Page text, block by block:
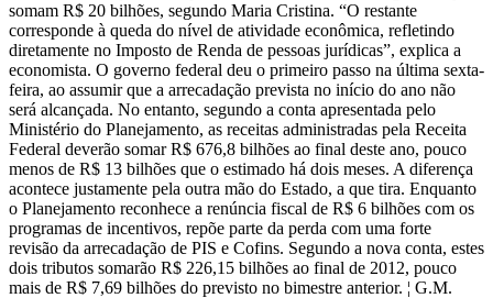
somam R$ 20 bilhões, segundo Maria Cristina. “O restante
corresponde à queda do nível de atividade econômica, refletindo
diretamente no Imposto de Renda de pessoas jurídicas”, explica a
economista. O governo federal deu o primeiro passo na última sexta-
feira, ao assumir que a arrecadação prevista no início do ano não
será alcançada. No entanto, segundo a conta apresentada pelo
Ministério do Planejamento, as receitas administradas pela Receita
Federal deverão somar R$ 676,8 bilhões ao final deste ano, pouco
menos de R$ 13 bilhões que o estimado há dois meses. A diferença
acontece justamente pela outra mão do Estado, a que tira. Enquanto
o Planejamento reconhece a renúncia fiscal de R$ 6 bilhões com os
programas de incentivos, repõe parte da perda com uma forte
revisão da arrecadação de PIS e Cofins. Segundo a nova conta, estes
dois tributos somarão R$ 226,15 bilhões ao final de 2012, pouco
mais de R$ 7,69 bilhões do previsto no bimestre anterior. ¦ G.M.